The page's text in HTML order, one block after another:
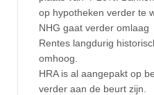
op hypotheken verder te
NHG gaat verder omlaag
Rentes langdurig
omhoog.
HRA is al aangepakt op
verder aan de beurt zijn.